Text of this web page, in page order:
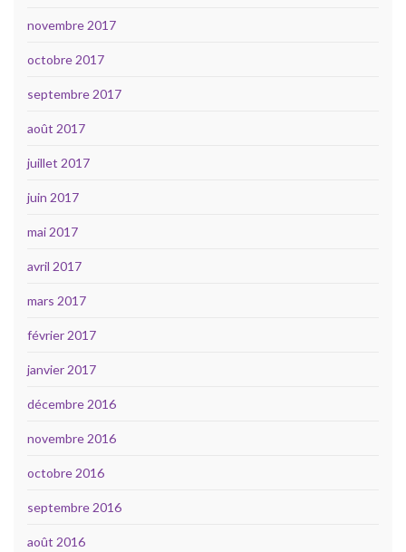
novembre 2017
octobre 2017
septembre 2017
août 2017
juillet 2017
juin 2017
mai 2017
avril 2017
mars 2017
février 2017
janvier 2017
décembre 2016
novembre 2016
octobre 2016
septembre 2016
août 2016